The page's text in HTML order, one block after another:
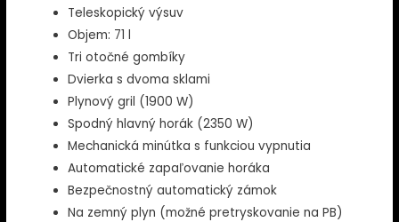
Teleskopický výsuv
Objem: 71 l
Tri otočné gombíky
Dvierka s dvoma sklami
Plynový gril (1900 W)
Spodný hlavný horák (2350 W)
Mechanická minútka s funkciou vypnutia
Automatické zapaľovanie horáka
Bezpečnostný automatický zámok
Na zemný plyn (možné pretryskovanie na PB)